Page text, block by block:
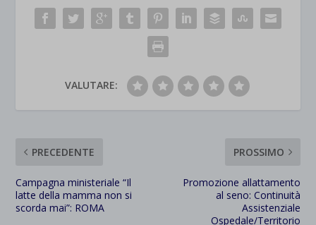
VALUTARE:
PRECEDENTE
Campagna ministeriale “Il
latte della mamma non si
scorda mai”: ROMA
PROSSIMO
Promozione allattamento
al seno: Continuità
Assistenziale
Ospedale/Territorio